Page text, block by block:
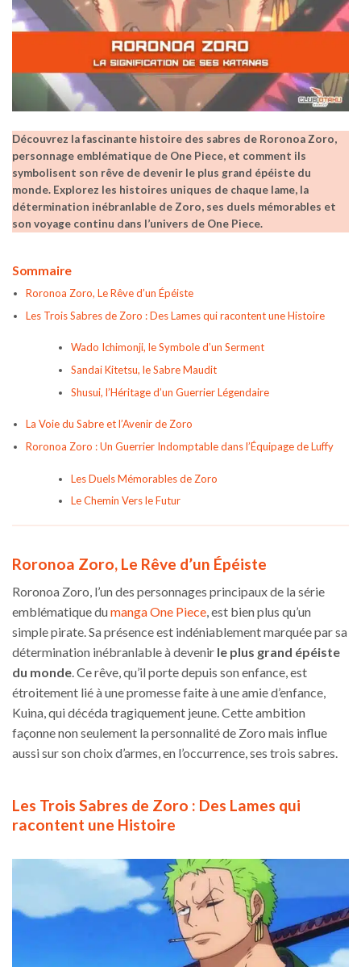
Découvrez la fascinante histoire des sabres de Roronoa Zoro,
personnage emblématique de One Piece, et comment ils
symbolisent son rêve de devenir le plus grand épéiste du
monde. Explorez les histoires uniques de chaque lame, la
détermination inébranlable de Zoro, ses duels mémorables et
son voyage continu dans l’univers de One Piece.
Sommaire
Roronoa Zoro, Le Rêve d’un Épéiste
Les Trois Sabres de Zoro : Des Lames qui racontent une Histoire
Wado Ichimonji, le Symbole d’un Serment
Sandai Kitetsu, le Sabre Maudit
Shusui, l’Héritage d’un Guerrier Légendaire
La Voie du Sabre et l’Avenir de Zoro
Roronoa Zoro : Un Guerrier Indomptable dans l’Équipage de Luffy
Les Duels Mémorables de Zoro
Le Chemin Vers le Futur
Roronoa Zoro, Le Rêve d’un Épéiste
Roronoa Zoro, l’un des personnages principaux de la série
emblématique dumanga One Piece, est bien plus qu’un
simple pirate. Sa présence est indéniablement marquée par sa
détermination inébranlable à devenir le plus grand épéiste
du monde. Ce rêve, qu’il porte depuis son enfance, est
étroitement lié à une promesse faite à une amie d’enfance,
Kuina, qui décéda tragiquement jeune. Cette ambition
façonne non seulement la personnalité de Zoro mais influe
aussi sur son choix d’armes, en l’occurrence, ses trois sabres.
Les Trois Sabres de Zoro : Des Lames qui
racontent une Histoire